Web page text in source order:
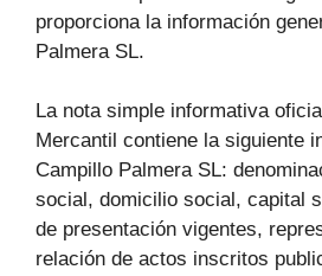
proporciona la información
Palmera SL.
La nota simple informativa
Mercantil contiene la siguiente
Campillo Palmera SL:
social, domicilio social, capital
de presentación vigentes,
relación de actos inscritos